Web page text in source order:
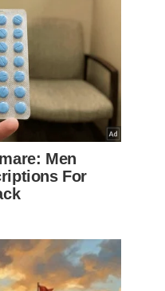
gerada por inteligência artificial